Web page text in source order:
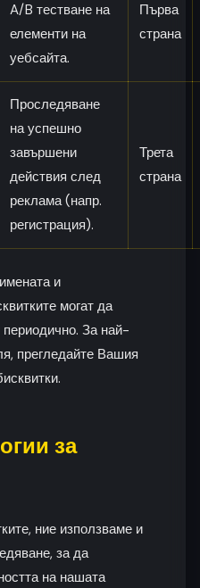
A/B тестване на
елементи на
уебсайта.
Първа
страна
Проследяване
на успешно
завършени
действия след
реклама (напр.
регистрация).
Трета
страна
и
могат да
периодично. За най-
прегледайте Вашия
за
ние използваме и
за да
на нашата